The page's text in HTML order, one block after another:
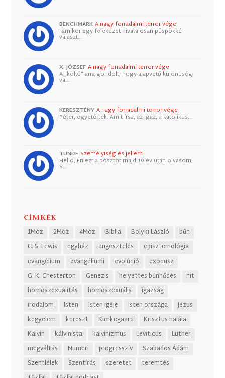
BENCHMARK A nagy forradalmi terror vége
"amikor egy felekezet hivatalosan püspökké
választ…
X. JÓZSEF A nagy forradalmi terror vége
A „költő” arra gondolt, hogy alapvető különbség
va…
KERESZTÉNY A nagy forradalmi terror vége
Péter, egyetértek. Amit írsz, az igaz, a katolikus…
TUNDE Személyiség és jellem
Helló, Én ezt a posztot majd 10 év után olvasom,
S…
CÍMKÉK
1Móz 2Móz 4Móz Biblia Bolyki László
bűn
C. S. Lewis
egyház engesztelés
episztemológia
evangélium
evangéliumi evolúció
exodusz
G. K. Chesterton
Genezis helyettes bűnhődés
hit
homoszexualitás
homoszexuális
igazság
irodalom
Isten Isten igéje Isten országa
Jézus
kegyelem
kereszt Kierkegaard
Krisztus halála
Kálvin
kálvinista kálvinizmus Leviticus
Luther
megváltás
Numeri progresszív
Szabados Ádám
Szentlélek
Szentírás szeretet
teremtés